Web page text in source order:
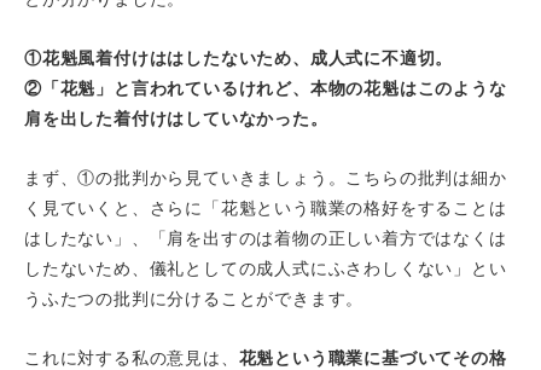
①花魁風着付けははしたないため、成人式に不適切。
②「花魁」と言われているけれど、本物の花魁はこのような
肩を出した着付けはしていなかった。
まず、①の批判から見ていきましょう。こちらの批判は細か
く見ていくと、さらに「花魁という職業の格好をすることは
はしたない」、「肩を出すのは着物の正しい着方ではなくは
したないため、儀礼としての成人式にふさわしくない」とい
うふたつの批判に分けることができます。
これに対する私の意見は、 花魁という職業に基づいてその格